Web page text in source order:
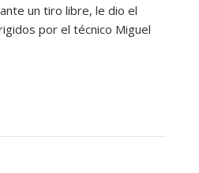
un tiro libre, le dio el
por el técnico Miguel